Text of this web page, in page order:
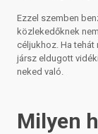
Ezzel szemben
közlekedőknek
céljukhoz. Ha
jársz eldugott
neked való.
Milyen